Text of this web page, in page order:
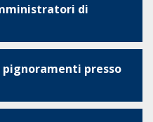
di
presso